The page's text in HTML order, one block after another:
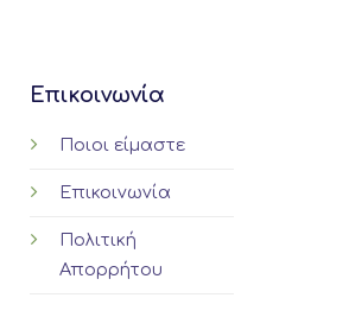
Επικοινωνία
Ποιοι είμαστε
Επικοινωνία
Πολιτική
Απορρήτου